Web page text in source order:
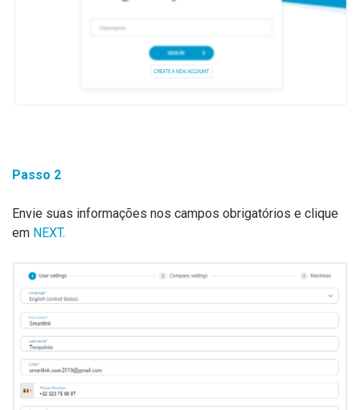
Passo 2
Envie suas informações nos campos obrigatórios e clique
em NEXT.